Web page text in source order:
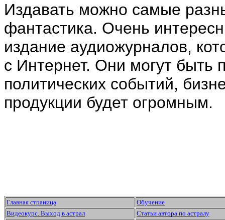
Издавать можно самые
фантастика. Очень
издание аудиожурналов,
с Интернет. Они могут быть
политических событий,
продукции будет огромным.
Главная страница
Обучение
Видеокурс. Выход в астрал
Статьи автора по астралу